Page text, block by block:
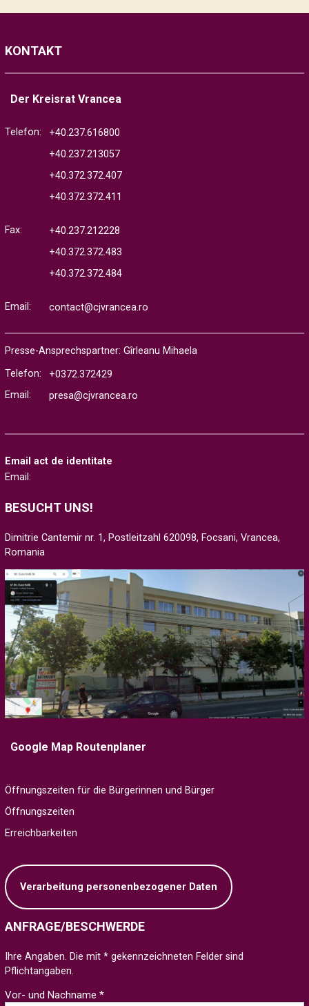
KONTAKT
Der Kreisrat Vrancea
Telefon:
+40.237.616800
+40.237.213057
+40.372.372.407
+40.372.372.411
Fax:
+40.237.212228
+40.372.372.483
+40.372.372.484
Email: contact@cjvrancea.ro
Presse-Ansprechspartner: Gîrleanu Mihaela
Telefon:
+0372.372429
Email:
presa@cjvrancea.ro
Email act de identitate
Email:
BESUCHT UNS!
Dimitrie Cantemir nr. 1, Postleitzahl 620098, Focsani, Vrancea,
Romania
Google Map Routenplaner
Öffnungszeiten für die Bürgerinnen und Bürger
Öffnungszeiten
Erreichbarkeiten
Verarbeitung personenbezogener Daten
ANFRAGE/BESCHWERDE
Ihre Angaben. Die mit * gekennzeichneten Felder sind
Pflichtangaben.
Vor- und Nachname *